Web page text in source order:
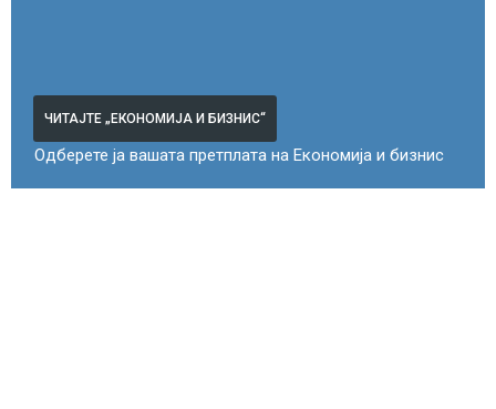
ЧИТАЈТЕ „ЕКОНОМИЈА И БИЗНИС“
Одберете ја вашата претплата на Економија и бизнис